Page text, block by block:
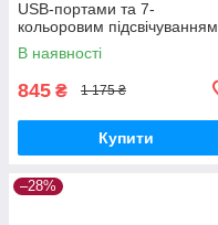
USB-портами та 7-
кольоровим підсвічуванням
XPRO JSD-521 BT (42460-
JSD-521_506)
В наявності
845 ₴ 1 175 ₴
Купити
–28%